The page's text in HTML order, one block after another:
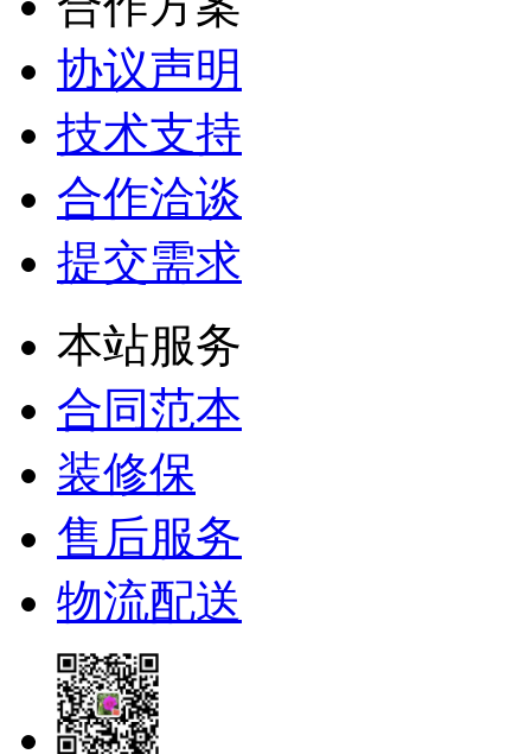
协议声明
技术支持
合作洽谈
提交需求
本站服务
合同范本
装修保
售后服务
物流配送